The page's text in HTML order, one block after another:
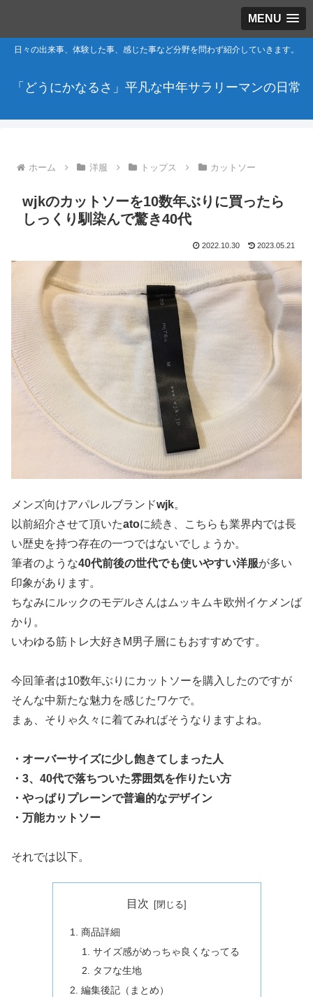
MENU
日々の出来事、体験した事、感じた事など分野を問わず紹介していきます。
「どうにかなるさ」平凡な中年サラリーマンの日常
ホーム 洋服 トップス カットソー
wjkのカットソーを10数年ぶりに買ったら
しっくり馴染んで驚き40代
2022.10.30 2023.05.21
メンズ向けアパレルブランドwjk。
以前紹介させて頂いたatoに続き、こちらも業界内では長
い歴史を持つ存在の一つではないでしょうか。
筆者のような40代前後の世代でも使いやすい洋服が多い
印象があります。
ちなみにルックのモデルさんはムッキムキ欧州イケメンば
かり。
いわゆる筋トレ大好きM男子層にもおすすめです。
今回筆者は10数年ぶりにカットソーを購入したのですが
そんな中新たな魅力を感じたワケで。
まぁ、そりゃ久々に着てみればそうなりますよね。
・オーバーサイズに少し飽きてしまった人
・3、40代で落ちついた雰囲気を作りたい方
・やっぱりプレーンで普遍的なデザイン
・万能カットソー
それでは以下。
目次
商品詳細
サイズ感がめっちゃ良くなってる
タフな生地
編集後記（まとめ）